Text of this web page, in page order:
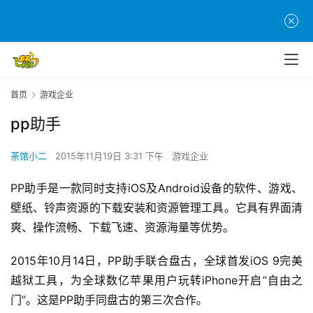
首
茶
创
游
业
界
首页 游戏企业
pp助手
茶馆小二 2015年11月19日 3:31 下午 游戏企业
PP助手是一款同时支持iOS及Android设备的软件、游戏、
壁纸、铃声资源的下载安装和资源管理工具。它具有界面清
爽、操作流畅、下载飞速、资源海量等优势。
2015年10月14日，PP助手联合盘古，全球首发iOS 9完美
越狱工具，为全球数亿苹果用户玩转iPhone开启“自由之
门”。这是PP助手同盘古的第三次合作。